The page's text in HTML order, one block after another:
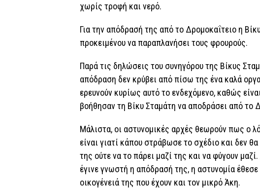
χωρίς τροφή και νερό.
Για την απόδρασή της από το Δρομοκαΐτειο η
προκειμένου να παραπλανήσει τους φρουρούς.
Παρά τις δηλώσεις του συνηγόρου της Βίκυς
απόδραση δεν κρύβει από πίσω της ένα καλά
ερευνούν κυρίως αυτό το ενδεχόμενο, καθώς
βοήθησαν τη Βίκυ Σταμάτη να αποδράσει από το
Μάλιστα, οι αστυνομικές αρχές θεωρούν πως ο
είναι γιατί κάπου στράβωσε το σχέδιο και δεν
της ούτε να το πάρει μαζί της και να φύγουν
έγινε γνωστή η απόδρασή της, η αστυνομία
οικογένειά της που έχουν και τον μικρό Άκη.